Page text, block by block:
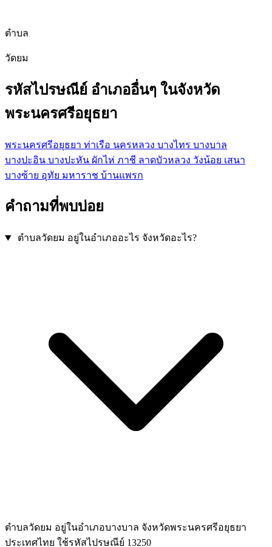
ตำบล
วัดยม
รหัสไปรษณีย์ อำเภออื่นๆ ในจังหวัด
พระนครศรีอยุธยา
พระนครศรีอยุธยา ท่าเรือ นครหลวง บางไทร บางบาล
บางปะอิน บางปะหัน ผักไห่ ภาชี ลาดบัวหลวง วังน้อย เสนา
บางซ้าย อุทัย มหาราช บ้านแพรก
คำถามที่พบบ่อย
ตำบลวัดยม อยู่ในอำเภออะไร จังหวัดอะไร?
ตำบลวัดยม อยู่ในอำเภอบางบาล จังหวัดพระนครศรีอยุธยา
ประเทศไทย ใช้รหัสไปรษณีย์ 13250